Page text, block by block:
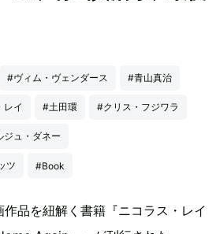
#ヴィム・ヴェンダース #青山真治
レイ #土田環 #クリス・フジワラ
ジュ・ダネー
ツ #Book
品を紐解く書籍『ニコラス・レイ